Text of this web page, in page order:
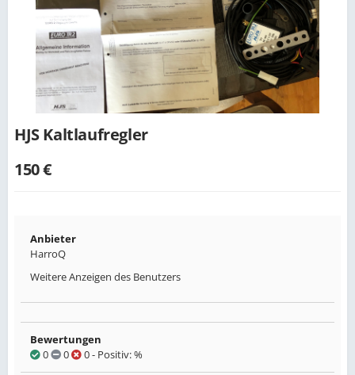
HJS Kaltlaufregler
150 €
Anbieter
HarroQ
Weitere Anzeigen des Benutzers
Bewertungen
0
0 0- Positiv: %